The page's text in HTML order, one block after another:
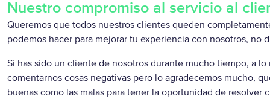
Nuestro compromiso al servicio al
Queremos que todos nuestros clientes queden
podemos hacer para mejorar tu experiencia con nosotros, no
Si has sido un cliente de nosotros durante mucho tiempo, a
comentarnos cosas negativas pero lo agradecemos mucho,
buenas como las malas para tener la oportunidad de resolver